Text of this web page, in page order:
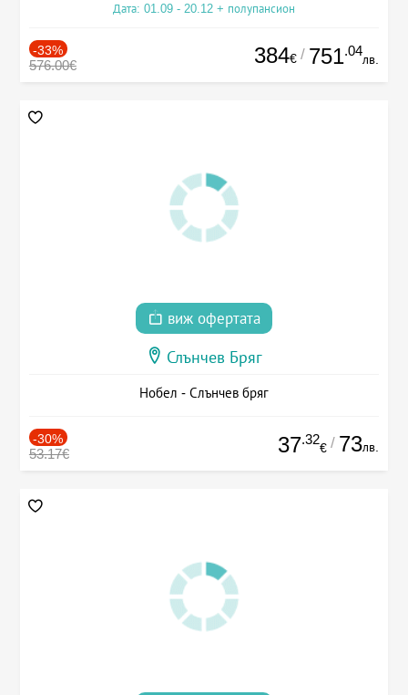
Дата: 01.09 - 20.12 + полупансион
-33%
576.00€ 384€ / 751.04
лв.
виж офертата
Слънчев Бряг
Нобел - Слънчев бряг
-30%
53.17€ 37.32
€ / 73лв.